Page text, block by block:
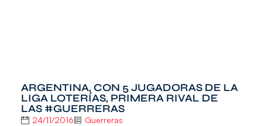
ARGENTINA, CON 5 JUGADORAS DE LA
LIGA LOTERÍAS, PRIMERA RIVAL DE
LAS #GUERRERAS
24/11/2016 Guerreras